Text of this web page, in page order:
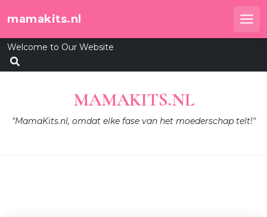
tomamakits.nl
Welcome to Our Website
MAMAKITS.NL
"MamaKits.nl, omdat elke fase van het moederschap telt!"